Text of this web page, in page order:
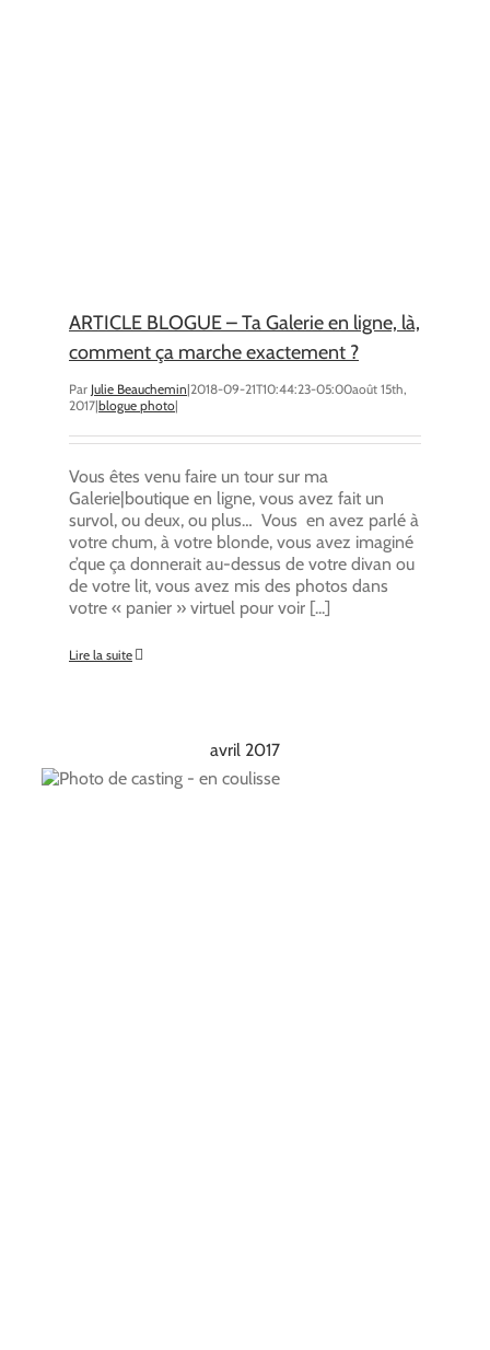
ARTICLE BLOGUE – Ta Galerie en ligne, là,
comment ça marche exactement ?
Par Julie Beauchemin|2018-09-21T10:44:23-05:00août 15th,
2017|blogue photo|
Vous êtes venu faire un tour sur ma
Galerie|boutique en ligne, vous avez fait un
survol, ou deux, ou plus… Vous en avez parlé à
votre chum, à votre blonde, vous avez imaginé
c’que ça donnerait au-dessus de votre divan ou
de votre lit, vous avez mis des photos dans
votre « panier » virtuel pour voir [...]
Lire la suite
avril 2017